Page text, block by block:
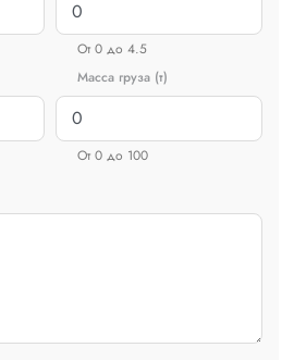
От 0 до 4.5
Масса груза (т)
От 0 до 100